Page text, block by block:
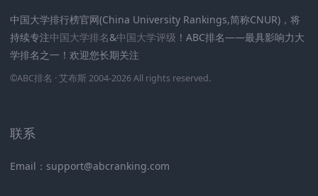
中国大学排行榜官网(China University Rankings,简称CNUR)，将
持续专注中国大学排名&中国大学评级 ！ABC排名——最具影响力大
学排名之一！欢迎您长期关注
©ABC排名 · 艾布斯 2004-2026 All rights reserved.
联系
Email：support@abcranking.com